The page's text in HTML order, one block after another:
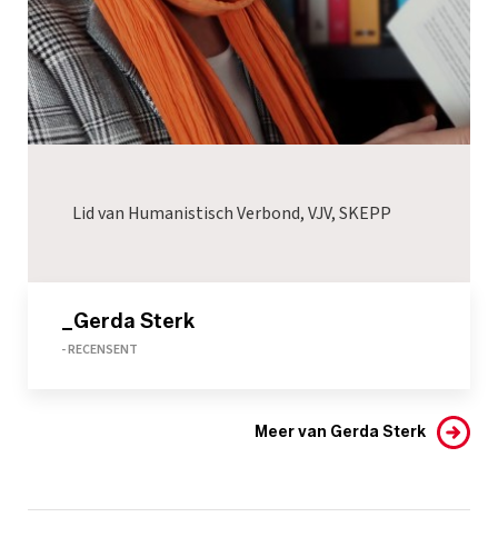
Lid van Humanistisch Verbond, VJV, SKEPP
_Gerda Sterk
- RECENSENT
Meer van Gerda Sterk